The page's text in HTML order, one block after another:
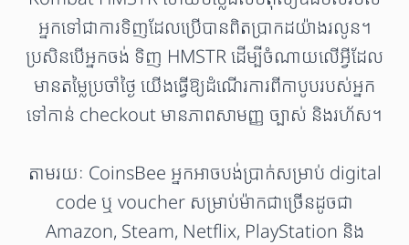
អ្នកទៅជាការទិញដែលប្រើបានពិតប្រាកដយ៉ាងរលូន។
ប្រសិនបើអ្នកចង់ ទិញ HMSTR ដើម្បីចំណាយលើអ្វីដែល
មានតម្លៃប្រចាំថ្ងៃ យើងធ្វើឱ្យដំណើរការពីកាបូបរបស់អ្នក
ទៅកាន់ checkout មានភាពសាមញ្ញ ច្បាស់ និងរហ័ស។
តាមរយៈ CoinsBee អ្នកអាចបង់ប្រាក់សម្រាប់ digital
code ឬ voucher សម្រាប់ម៉ាកជាច្រើនដូចជា
Amazon, Steam, Netflix, PlayStation និង